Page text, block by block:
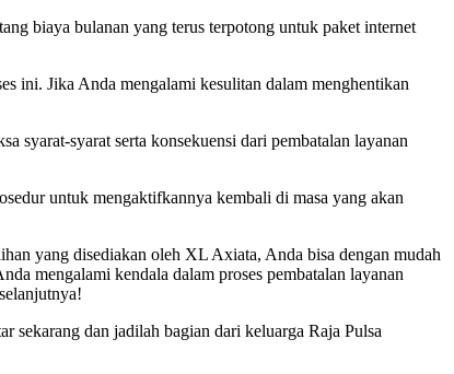
biaya bulanan yang terus terpotong untuk paket internet
ini. Jika Anda mengalami kesulitan dalam menghentikan
syarat-syarat serta konsekuensi dari pembatalan layanan
untuk mengaktifkannya kembali di masa yang akan
yang disediakan oleh XL Axiata, Anda bisa dengan mudah
mengalami kendala dalam proses pembatalan layanan
sekarang dan jadilah bagian dari keluarga Raja Pulsa